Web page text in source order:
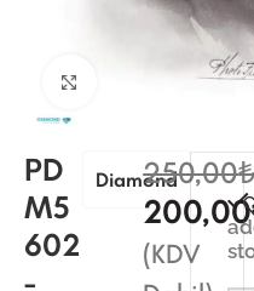
Büyütmek için
PD
M5
602
-
Diamond250,00₺
200,00
(KDV